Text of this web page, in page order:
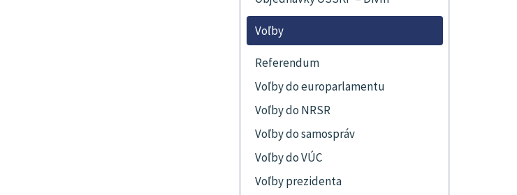
Voľby
Referendum
Voľby do europarlamentu
Voľby do NRSR
Voľby do samospráv
Voľby do VÚC
Voľby prezidenta